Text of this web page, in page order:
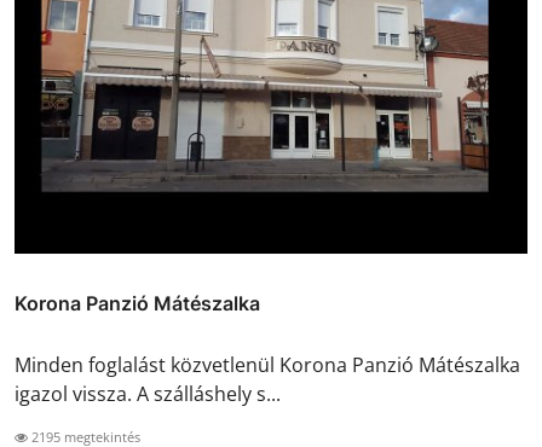
Korona Panzió Mátészalka
Minden foglalást közvetlenül Korona Panzió Mátészalka
igazol vissza. A szálláshely s...
2195 megtekintés